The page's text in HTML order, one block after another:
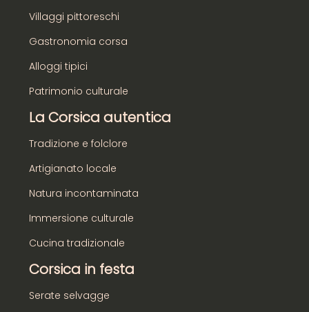
Villaggi pittoreschi
Gastronomia corsa
Alloggi tipici
Patrimonio culturale
La Corsica autentica
Tradizione e folclore
Artigianato locale
Natura incontaminata
Immersione culturale
Cucina tradizionale
Corsica in festa
Serate selvagge